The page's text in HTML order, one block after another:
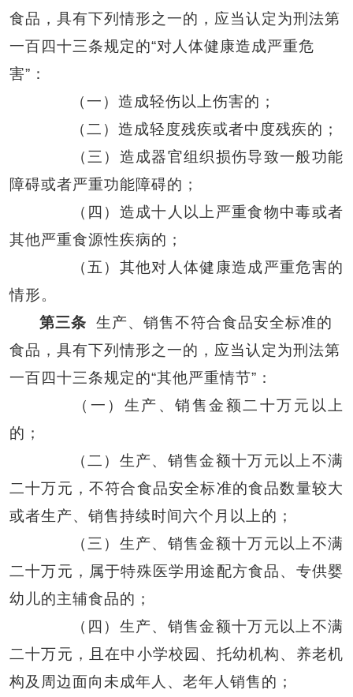
食品，具有下列情形之一的，应当认定为刑法第
一百四十三条规定的“对人体健康造成严重危
害”：
（一）造成轻伤以上伤害的；
（二）造成轻度残疾或者中度残疾的；
（三）造成器官组织损伤导致一般功能
障碍或者严重功能障碍的；
（四）造成十人以上严重食物中毒或者
其他严重食源性疾病的；
（五）其他对人体健康造成严重危害的
情形。
第三条
生产、销售不符合食品安全标准的
食品，具有下列情形之一的，应当认定为刑法第
一百四十三条规定的“其他严重情节”：
（一）生产、销售金额二十万元以上
的；
（二）生产、销售金额十万元以上不满
二十万元，不符合食品安全标准的食品数量较大
或者生产、销售持续时间六个月以上的；
（三）生产、销售金额十万元以上不满
二十万元，属于特殊医学用途配方食品、专供婴
幼儿的主辅食品的；
（四）生产、销售金额十万元以上不满
二十万元，且在中小学校园、托幼机构、养老机
构及周边面向未成年人、老年人销售的；